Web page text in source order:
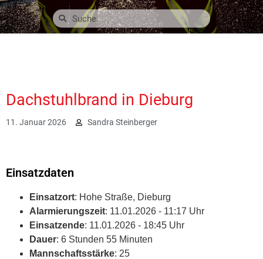
Dachstuhlbrand in Dieburg
11. Januar 2026 Sandra Steinberger
Einsatzdaten
Einsatzort: Hohe Straße, Dieburg
Alarmierungszeit: 11.01.2026 - 11:17 Uhr
Einsatzende: 11.01.2026 - 18:45 Uhr
Dauer: 6 Stunden 55 Minuten
Mannschaftsstärke: 25